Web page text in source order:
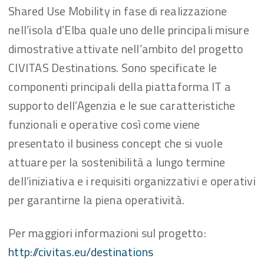
Shared Use Mobility in fase di realizzazione
nell’isola d’Elba quale uno delle principali misure
dimostrative attivate nell’ambito del progetto
CIVITAS Destinations. Sono specificate le
componenti principali della piattaforma IT a
supporto dell’Agenzia e le sue caratteristiche
funzionali e operative così come viene
presentato il business concept che si vuole
attuare per la sostenibilità a lungo termine
dell’iniziativa e i requisiti organizzativi e operativi
per garantirne la piena operatività.
Per maggiori informazioni sul progetto:
http://civitas.eu/destinations